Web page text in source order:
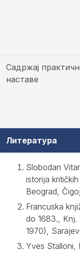
Садржај
наставе
Литература
Slobodan
istorija
Beograd,
Francuska
do 1683.,
1970),
Yves Stalloni,